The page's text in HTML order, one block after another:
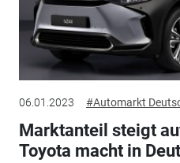
06.01.2023 #Automarkt
Marktanteil steigt
Toyota macht in